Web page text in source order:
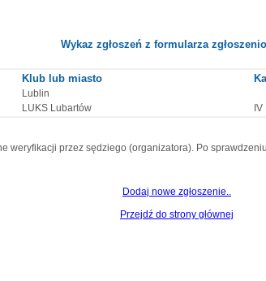
Wykaz zgłoszeń z formularza
Klub lub miasto
Lublin
LUKS Lubartów IV
weryfikacji przez sędziego (organizatora). Po
Dodaj nowe zgłoszenie..
Przejdź do strony głównej